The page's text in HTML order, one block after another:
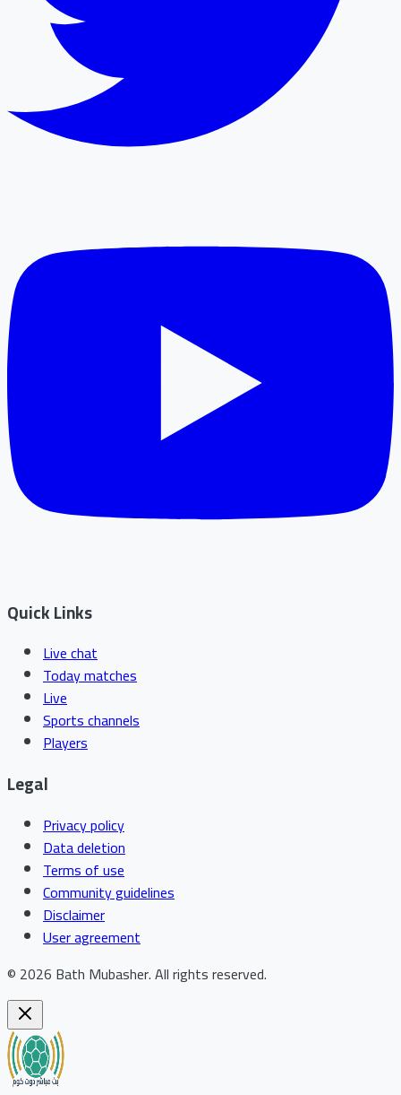
Quick Links
Live chat
Today matches
Live
Sports channels
Players
Legal
Privacy policy
Data deletion
Terms of use
Community guidelines
Disclaimer
User agreement
© 2026 Bath Mubasher.All rights reserved.